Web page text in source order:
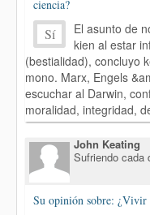
ciencia?
Sí
El asunto de
kien al estar
(bestialidad), concluyo
mono. Marx, Engels
escuchar al Darwin,
moralidad, integridad,
John Keating
Sufriendo cada
Su opinión sobre: ¿Vivir